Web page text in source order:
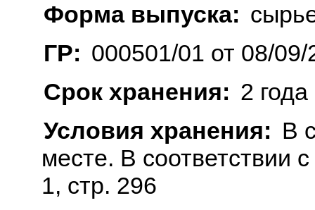
Форма выпуска:
ГР: 000501/01 от 08/
Срок хранения: 2 года
Условия хранения: В
месте. В соответствии
1, стр. 296